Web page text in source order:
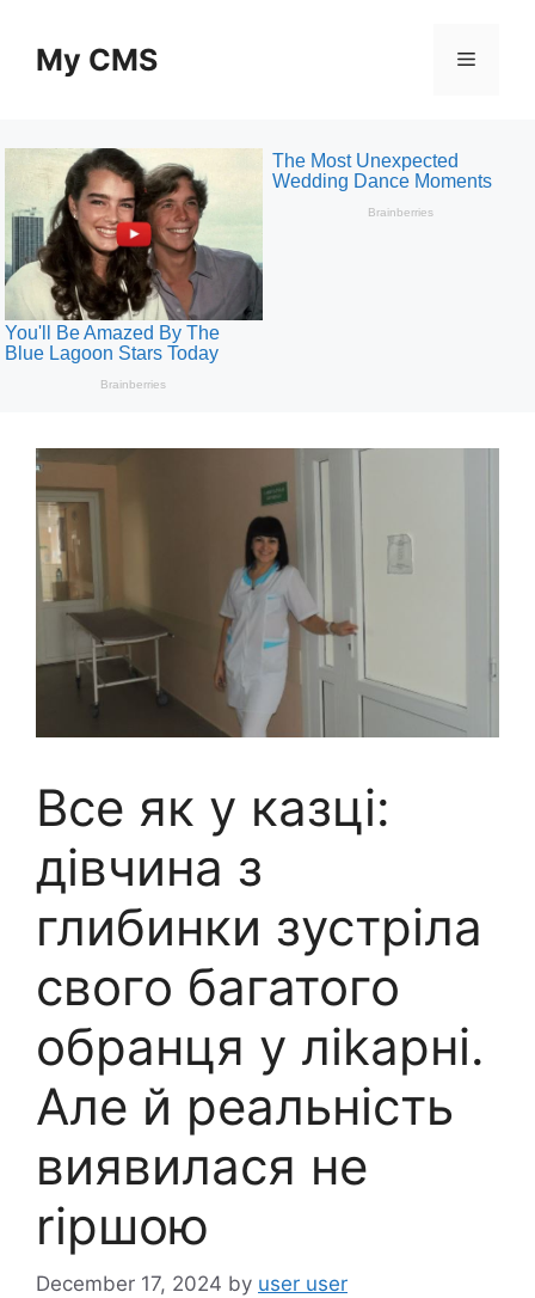
contentMy CMS Menu
Все як у казці:
дівчина з
глибинки зустріла
свого багатого
обранця у ліkарні.
Але й реальність
виявилася не
rіршою
December 17, 2024 by user user